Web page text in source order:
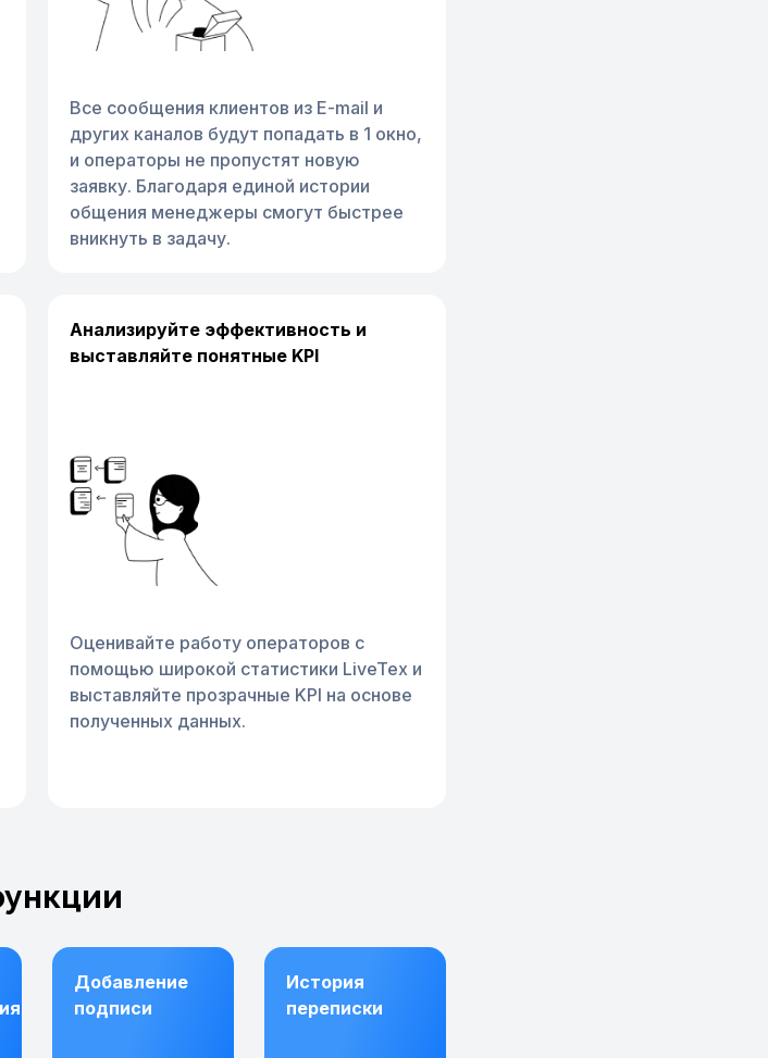
Все сообщения клиентов из E-mail и
других каналов будут попадать в 1 окно,
и операторы не пропустят новую
заявку. Благодаря единой истории
общения менеджеры смогут быстрее
вникнуть в задачу.
Анализируйте эффективность и
выставляйте понятные KPI
Оценивайте работу операторов с
помощью широкой статистики LiveTex и
выставляйте прозрачные KPI на основе
полученных данных.
Добавление
подписи
История
переписки